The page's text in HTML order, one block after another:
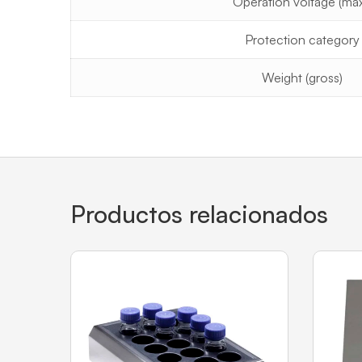
Protection category
Weight (gross)
Productos relacionados